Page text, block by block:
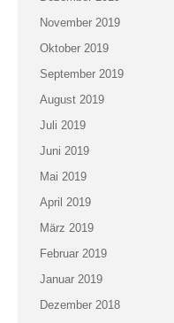
November 2019
Oktober 2019
September 2019
August 2019
Juli 2019
Juni 2019
Mai 2019
April 2019
März 2019
Februar 2019
Januar 2019
Dezember 2018